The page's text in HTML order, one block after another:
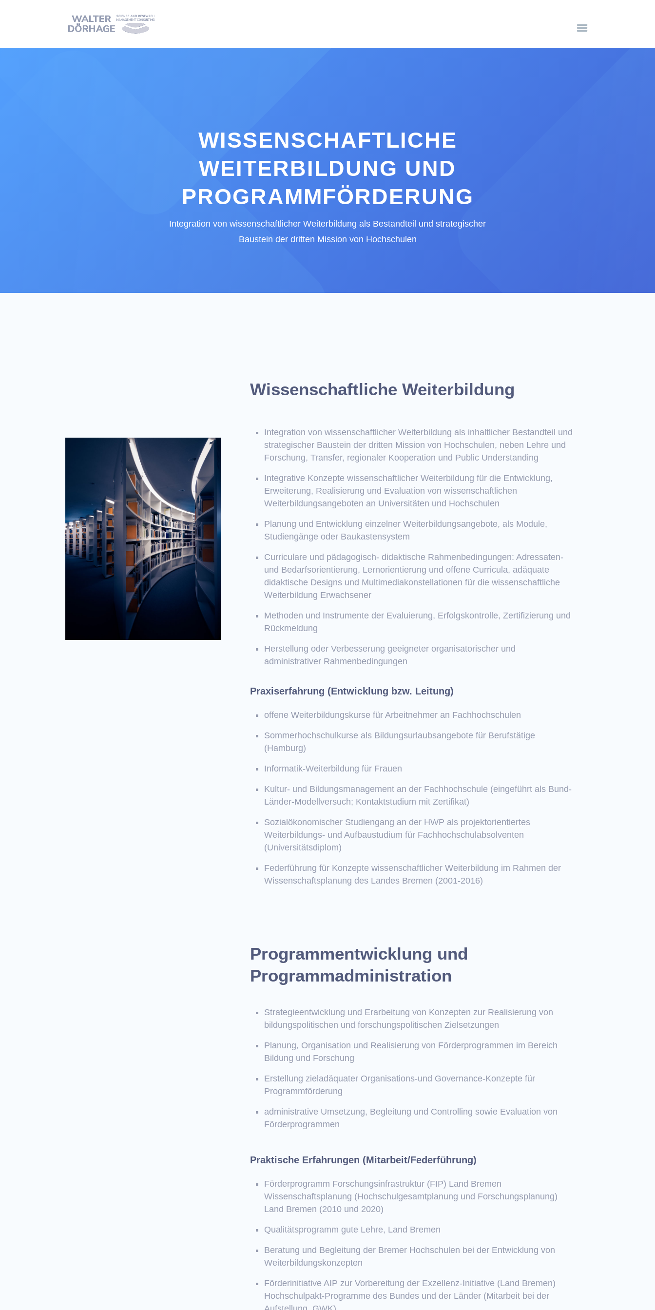
WISSENSCHAFTLICHE
WEITERBILDUNG UND
PROGRAMMFÖRDERUNG
Integration von wissenschaftlicher Weiterbildung als Bestandteil und strategischer
Baustein der dritten Mission von Hochschulen
Wissenschaftliche Weiterbildung
Integration von wissenschaftlicher Weiterbildung als inhaltlicher Bestandteil und
strategischer Baustein der dritten Mission von Hochschulen, neben Lehre und
Forschung, Transfer, regionaler Kooperation und Public Understanding
Integrative Konzepte wissenschaftlicher Weiterbildung für die Entwicklung,
Erweiterung, Realisierung und Evaluation von wissenschaftlichen
Weiterbildungsangeboten an Universitäten und Hochschulen
Planung und Entwicklung einzelner Weiterbildungsangebote, als Module,
Studiengänge oder Baukastensystem
Curriculare und pädagogisch- didaktische Rahmenbedingungen: Adressaten-
und Bedarfsorientierung, Lernorientierung und offene Curricula, adäquate
didaktische Designs und Multimediakonstellationen für die wissenschaftliche
Weiterbildung Erwachsener
Methoden und Instrumente der Evaluierung, Erfolgskontrolle, Zertifizierung und
Rückmeldung
Herstellung oder Verbesserung geeigneter organisatorischer und
administrativer Rahmenbedingungen
Praxiserfahrung (Entwicklung bzw. Leitung)
offene Weiterbildungskurse für Arbeitnehmer an Fachhochschulen
Sommerhochschulkurse als Bildungsurlaubsangebote für Berufstätige
(Hamburg)
Informatik-Weiterbildung für Frauen
Kultur- und Bildungsmanagement an der Fachhochschule (eingeführt als Bund-
Länder-Modellversuch; Kontaktstudium mit Zertifikat)
Sozialökonomischer Studiengang an der HWP als projektorientiertes
Weiterbildungs- und Aufbaustudium für Fachhochschulabsolventen
(Universitätsdiplom)
Federführung für Konzepte wissenschaftlicher Weiterbildung im Rahmen der
Wissenschaftsplanung des Landes Bremen (2001-2016)
Programmentwicklung und
Programmadministration
Strategieentwicklung und Erarbeitung von Konzepten zur Realisierung von
bildungspolitischen und forschungspolitischen Zielsetzungen
Planung, Organisation und Realisierung von Förderprogrammen im Bereich
Bildung und Forschung
Erstellung zieladäquater Organisations-und Governance-Konzepte für
Programmförderung
administrative Umsetzung, Begleitung und Controlling sowie Evaluation von
Förderprogrammen
Praktische Erfahrungen (Mitarbeit/Federführung)
Förderprogramm Forschungsinfrastruktur (FIP) Land Bremen
Wissenschaftsplanung (Hochschulgesamtplanung und Forschungsplanung)
Land Bremen (2010 und 2020)
Qualitätsprogramm gute Lehre, Land Bremen
Beratung und Begleitung der Bremer Hochschulen bei der Entwicklung von
Weiterbildungskonzepten
Förderinitiative AIP zur Vorbereitung der Exzellenz-Initiative (Land Bremen)
Hochschulpakt-Programme des Bundes und der Länder (Mitarbeit bei der